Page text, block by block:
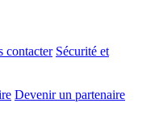
contacter Sécurité et
Devenir un partenaire